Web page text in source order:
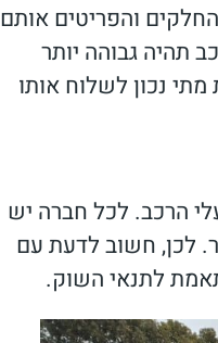
והפריטים אותם
תהיה גבוהה יותר
נכון לשלוח אותו
הרכב. לכל חברה יש
לכן, חשוב לדעת עם
לתנאי השוק.